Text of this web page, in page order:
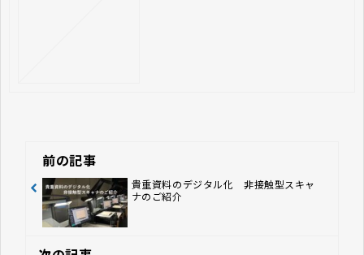
前の記事
貴重資料のデジタル化 非接触型スキャ
ナのご紹介